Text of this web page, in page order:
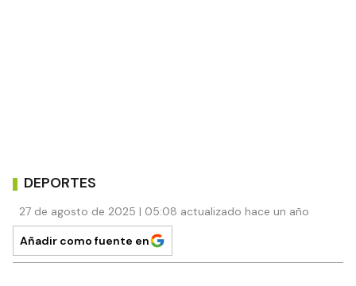
DEPORTES
27 de agosto de 2025 | 05:08 actualizado hace un año
Añadir como fuente en